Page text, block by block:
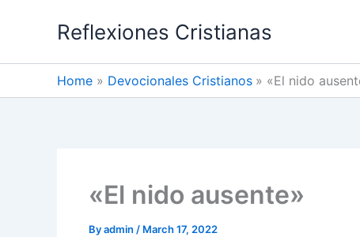
Reflexiones Cristianas
Home Devocionales Cristianos «El nido
«El nido ausente»
Byadmin / March 17, 2022